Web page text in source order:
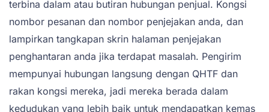
terbina dalam atau butiran hubungan penjual. Kongsi
nombor pesanan dan nombor penjejakan anda, dan
lampirkan tangkapan skrin halaman penjejakan
penghantaran anda jika terdapat masalah. Pengirim
mempunyai hubungan langsung dengan QHTF dan
rakan kongsi mereka, jadi mereka berada dalam
kedudukan yang lebih baik untuk mendapatkan kemas